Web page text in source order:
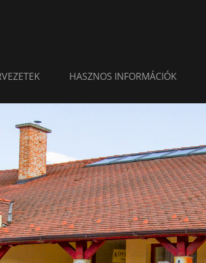
HASZNOS INFORMÁCIÓK